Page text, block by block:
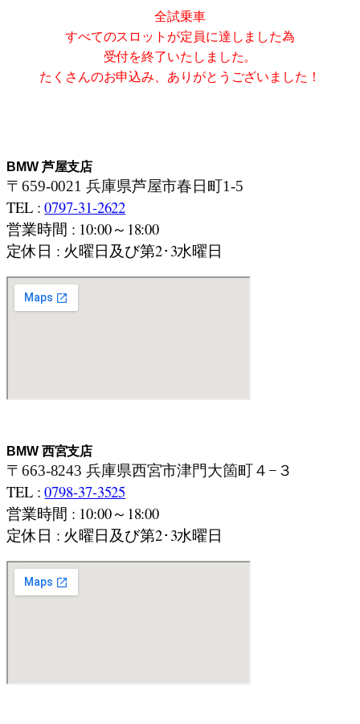
全試乗車
すべてのスロットが定員に達しました為
受付を終了いたしました。
たくさんのお申込み、ありがとうございました！
BMW 芦屋支店
〒659-0021 兵庫県芦屋市春日町1-5
TEL :0797-31-2622
営業時間 : 10:00～18:00
定休日 : 火曜日及び第2･3水曜日
BMW 西宮支店
〒663-8243 兵庫県西宮市津門大箇町４−３
TEL :0798-37-3525
営業時間 : 10:00～18:00
定休日 : 火曜日及び第2･3水曜日